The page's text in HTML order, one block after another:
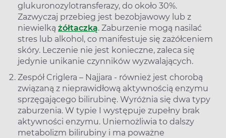
glukuronozylotransferazy, do około 30%.
Zazwyczaj przebieg jest bezobjawowy lub z
niewielką żółtaczką. Zaburzenie mogą nasilać
stres lub alkohol, co manifestuje się zażółceniem
skóry. Leczenie nie jest konieczne, zaleca się
jedynie unikanie czynników wyzwalających.
Zespół Criglera – Najjara - również jest chorobą
związaną z nieprawidłową aktywnością enzymu
sprzęgającego bilirubinę. Wyróżnia się dwa typy
zaburzenia. W typie I występuje zupełny brak
aktywności enzymu. Uniemożliwia to dalszy
metabolizm bilirubiny i ma poważne